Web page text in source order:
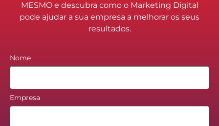
MESMO e descubra como o Marketing Digital
pode ajudar a sua empresa a melhorar os seus
resultados.
Nome
Empresa